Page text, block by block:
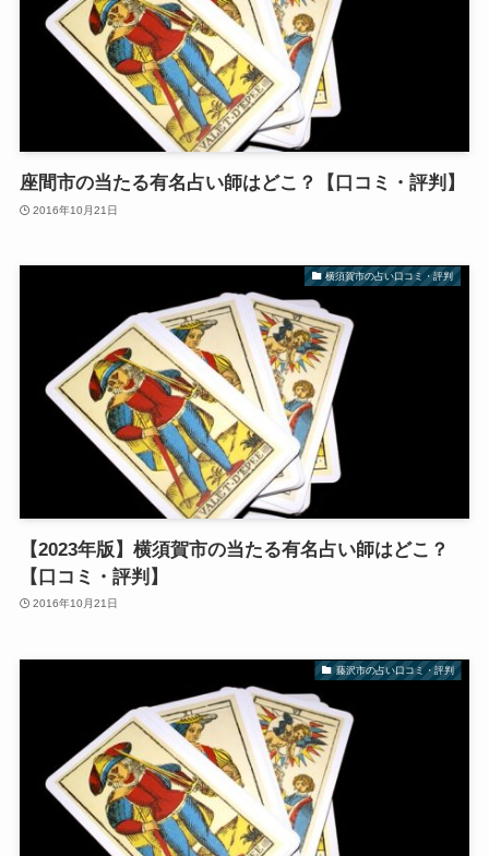
座間市の当たる有名占い師はどこ？【口コミ・評判】
2016年10月21日
横須賀市の占い口コミ・評判
【2023年版】横須賀市の当たる有名占い師はどこ？
【口コミ・評判】
2016年10月21日
藤沢市の占い口コミ・評判